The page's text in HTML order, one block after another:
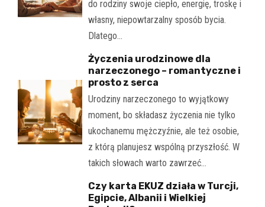
do rodziny swoje ciepło, energię, troskę i
własny, niepowtarzalny sposób bycia.
Dlatego…
Życzenia urodzinowe dla
narzeczonego – romantyczne i
prosto z serca
Urodziny narzeczonego to wyjątkowy
moment, bo składasz życzenia nie tylko
ukochanemu mężczyźnie, ale też osobie,
z którą planujesz wspólną przyszłość. W
takich słowach warto zawrzeć…
Czy karta EKUZ działa w Turcji,
Egipcie, Albanii i Wielkiej